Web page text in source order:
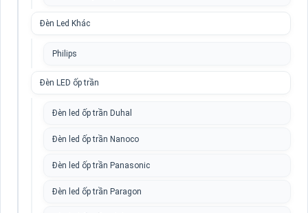
Đèn Led Khác
Philips
Đèn LED ốp trần
Đèn led ốp trần Duhal
Đèn led ốp trần Nanoco
Đèn led ốp trần Panasonic
Đèn led ốp trần Paragon